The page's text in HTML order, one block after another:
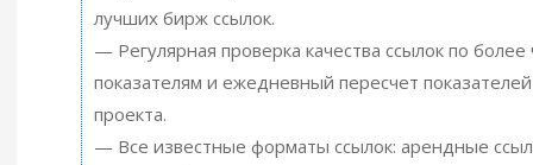
лучших бирж ссылок.
— Регулярная проверка качества ссылок по
показателям и ежедневный пересчет показателей
проекта.
— Все известные форматы ссылок: арендные